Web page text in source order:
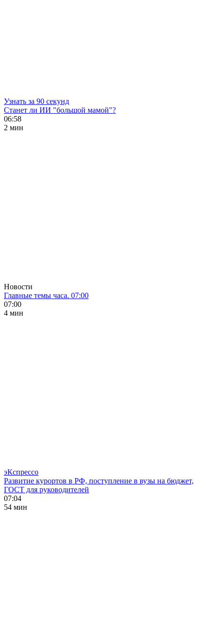
Узнать за 90 секунд
Станет ли ИИ "большой мамой"?
06:58
2 мин
Новости
Главные темы часа. 07:00
07:00
4 мин
эКспрессо
Развитие курортов в РФ, поступление в вузы на бюджет,
ГОСТ для руководителей
07:04
54 мин